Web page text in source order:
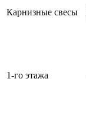
Карнизные свесы
1-го этажа